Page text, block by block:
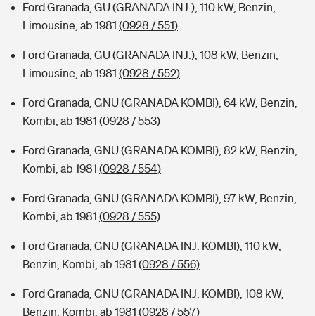
Ford Granada, GU (GRANADA INJ.), 110 kW, Benzin,
Limousine, ab 1981 (0928 / 551)
Ford Granada, GU (GRANADA INJ.), 108 kW, Benzin,
Limousine, ab 1981 (0928 / 552)
Ford Granada, GNU (GRANADA KOMBI), 64 kW, Benzin,
Kombi, ab 1981 (0928 / 553)
Ford Granada, GNU (GRANADA KOMBI), 82 kW, Benzin,
Kombi, ab 1981 (0928 / 554)
Ford Granada, GNU (GRANADA KOMBI), 97 kW, Benzin,
Kombi, ab 1981 (0928 / 555)
Ford Granada, GNU (GRANADA INJ. KOMBI), 110 kW,
Benzin, Kombi, ab 1981 (0928 / 556)
Ford Granada, GNU (GRANADA INJ. KOMBI), 108 kW,
Benzin, Kombi, ab 1981 (0928 / 557)